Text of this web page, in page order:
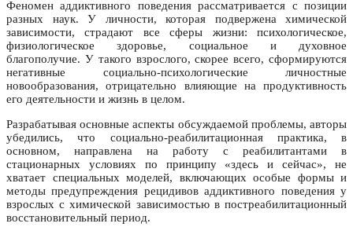
Феномен аддиктивного поведения рассматривается с позиции
разных наук. У личности, которая подвержена химической
зависимости, страдают все сферы жизни: психологическое,
физиологическое здоровье, социальное и духовное
благополучие. У такого взрослого, скорее всего, сформируются
негативные социально-психологические личностные
новообразования, отрицательно влияющие на продуктивность
его деятельности и жизнь в целом.
Разрабатывая основные аспекты обсуждаемой проблемы, авторы
убедились, что социально-реабилитационная практика, в
основном, направлена на работу с реабилитантами в
стационарных условиях по принципу «здесь и сейчас», не
хватает специальных моделей, включающих особые формы и
методы предупреждения рецидивов аддиктивного поведения у
взрослых с химической зависимостью в постреабилитационный
восстановительный период.